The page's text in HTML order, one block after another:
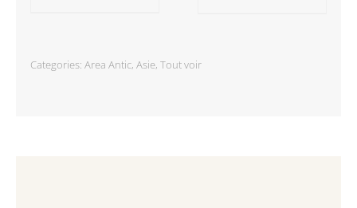
Categories: Area Antic, Asie, Tout voir